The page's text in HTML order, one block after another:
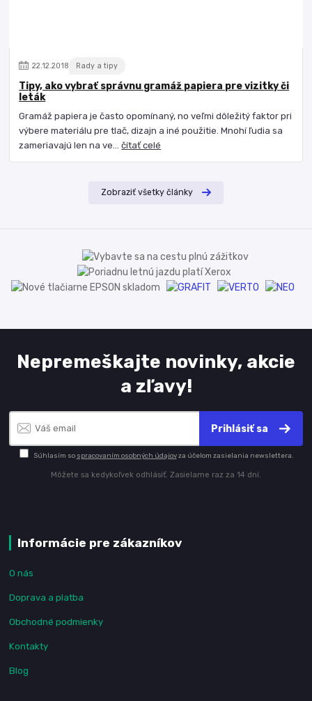
22.12.2018 Rady a tipy
Tipy, ako vybrať správnu gramáž papiera pre vizitky či
leták
Gramáž papiera je často opomínaný, no veľmi dôležitý faktor pri
výbere materiálu pre tlač, dizajn a iné použitie. Mnohí ľudia sa
zameriavajú len na ve...čítať celé
Zobraziť všetky články
Nepremeškajte novinky, akcie
a zľavy!
Prihlásiť sa
Súhlasím so spracovaním osobných údajovza účelom zasielania newslettera.
Môžete sa kedykoľvek odhlásiť. Zasielame raz za 14 dní.
Informácie pre zákazníkov
O nás
Doprava a platba
Obchodné podmienky
Kontakty
Blog